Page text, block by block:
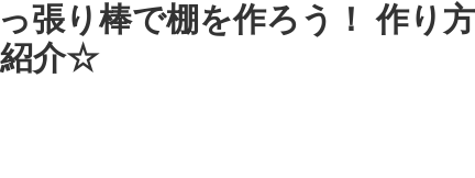
張り棒で棚を作ろう！ 作り
紹介☆